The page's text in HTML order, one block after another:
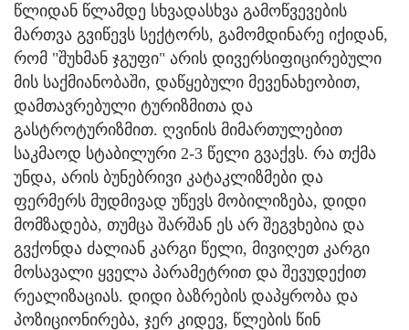
წლიდან წლამდე სხვადასხვა გამოწვევების
მართვა გვიწევს სექტორს, გამომდინარე იქიდან,
რომ "შუხმან ჯგუფი" არის დივერსიფიცირებული
მის საქმიანობაში, დაწყებული მევენახეობით,
დამთავრებული ტურიზმითა და
გასტროტურიზმით. ღვინის მიმართულებით
საკმაოდ სტაბილური 2-3 წელი გვაქვს. რა თქმა
უნდა, არის ბუნებრივი კატაკლიზმები და
ფერმერს მუდმივად უწევს მობილიზება, დიდი
მომზადება, თუმცა შარშან ეს არ შეგვხებია და
გვქონდა ძალიან კარგი წელი, მივიღეთ კარგი
მოსავალი ყველა პარამეტრით და შევუდექით
რეალიზაციას. დიდი ბაზრების დაპყრობა და
პოზიციონირება, ჯერ კიდევ, წლების წინ